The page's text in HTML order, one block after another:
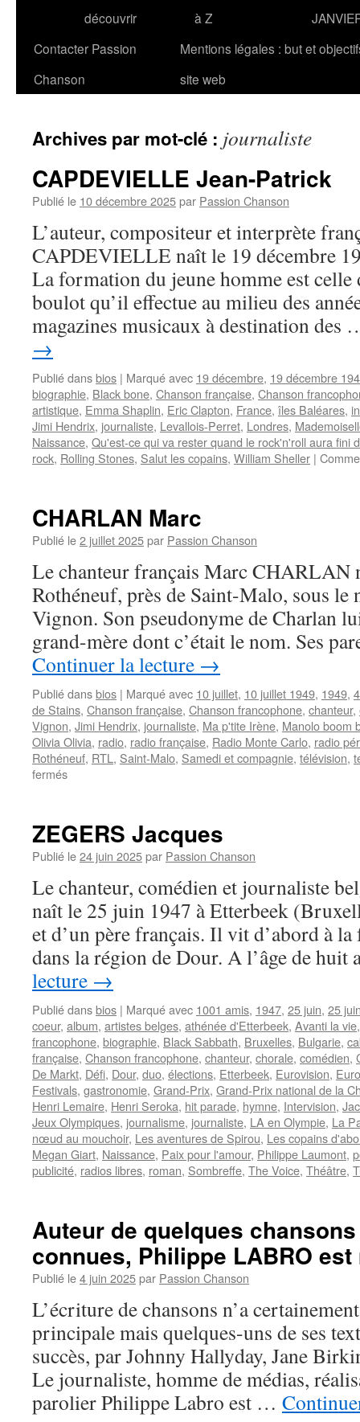
découvrir
à Z
Contacter Passion
Chanson
Mentions légales : but et
site web
Archives par mot-clé : journaliste
CAPDEVIELLE Jean-Patrick
Publié le 10 décembre 2025par Passion Chanson
L’auteur, compositeur et interprète
CAPDEVIELLE naît le 19 décembre
La formation du jeune homme est celle
boulot qu’il effectue au milieu des
magazines musicaux à destination
→
Publié dansbios | Marqué avec 19 décembre, 19 décembre
biographie, Black bone, Chanson française, Chanson
artistique, Emma Shaplin, Eric Clapton, France, îles Baléares,
Jimi Hendrix, journaliste, Levallois-Perret, Londres,
Naissance, Qu'est-ce qui va rester quand le rock'n'roll aura fini
rock, Rolling Stones, Salut les copains, William Sheller |
CHARLAN Marc
Publié le2 juillet 2025par Passion Chanson
Le chanteur français Marc CHARLAN
Rothéneuf, près de Saint-Malo, sous le
Vignon. Son pseudonyme de Charlan
grand-mère dont c’était le nom. Ses
Continuer la lecture →
Publié dansbios | Marqué avec 10 juillet, 10 juillet 1949, 1949,
de Stains, Chanson française, Chanson francophone, chanteur,
Vignon, Jimi Hendrix, journaliste, Ma p'tite Irène, Manolo boom
Olivia Olivia, radio, radio française, Radio Monte Carlo, radio
Rothéneuf, RTL , Saint-Malo, Samedi et compagnie, télévision,
ferméssur
ZEGERS Jacques
Publié le24 juin 2025par Passion Chanson
Le chanteur, comédien et journaliste
naît le 25 juin 1947 à Etterbeek
et d’un père français. Il vit d’abord à
dans la région de Dour. A l’âge de
lecture →
Publié dansbios | Marqué avec 1001 amis, 1947, 25 juin, 25
coeur, album, artistes belges, athénée d'Etterbeek, Avanti la vie
francophone, biographie, Black Sabbath, Bruxelles, Bulgarie,
française, Chanson francophone, chanteur, chorale, comédien,
De Markt, Défi, Dour, duo, élections, Etterbeek, Eurovision,
Festivals, gastronomie, Grand-Prix, Grand-Prix national de la
Henri Lemaire, Henri Seroka, hit parade, hymne, Intervision,
Jeux Olympiques, journalisme, journaliste, LA en Olympie, La
nœud au mouchoir, Les aventures de Spirou, Les copains
Megan Giart, Naissance, Paix pour l'amour, Philippe Laumont,
publicité, radios libres, roman, Sombreffe, The Voice, Théâtre,
Auteur de quelques
connues, Philippe LABRO
Publié le4 juin 2025par Passion Chanson
L’écriture de chansons n’a
principale mais quelques-uns de ses
succès, par Johnny Hallyday, Jane
Le journaliste, homme de médias,
parolier Philippe Labro est …